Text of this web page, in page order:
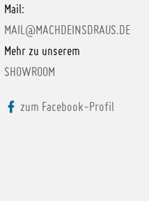
Mail:
MAIL@MACHDEINSDRAUS.DE
Mehr zu unserem
SHOWROOM
zum Facebook-Profil